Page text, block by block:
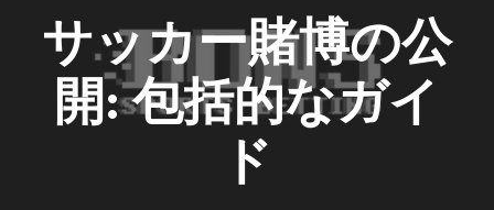
サッカー賭博の公
開: 包括的なガイ
ド